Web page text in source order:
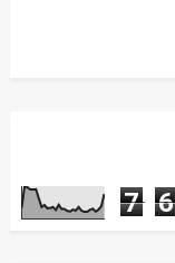
7 6